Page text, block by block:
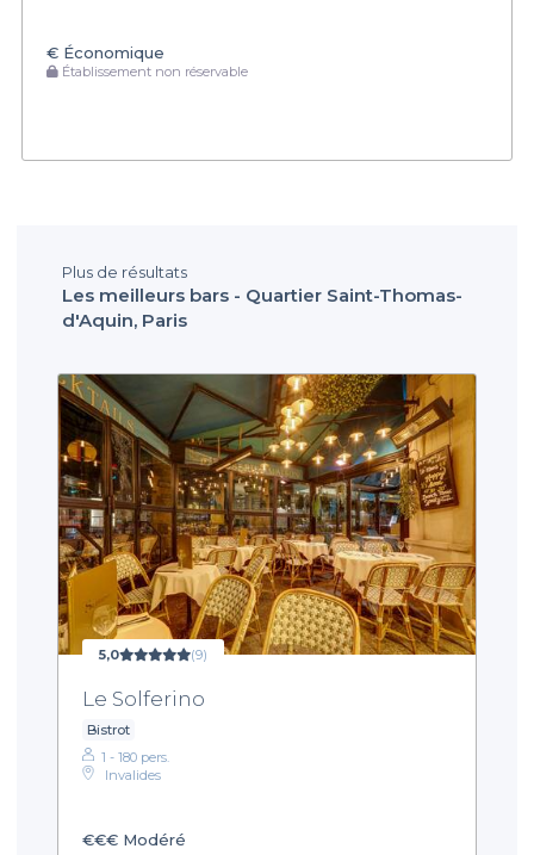
€ Économique
Établissement non réservable
Plus de résultats
Les meilleurs bars - Quartier Saint-Thomas-
d'Aquin, Paris
5,0 (9)
Le Solferino
Bistrot
1 - 180 pers.
Invalides
€€€ Modéré